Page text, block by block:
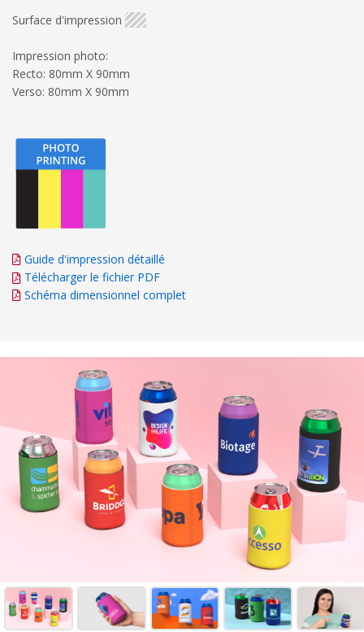
Surface d'impression
Impression photo:
Recto: 80mm X 90mm
Verso: 80mm X 90mm
Guide d'impression détaillé
Télécharger le fichier PDF
Schéma dimensionnel complet